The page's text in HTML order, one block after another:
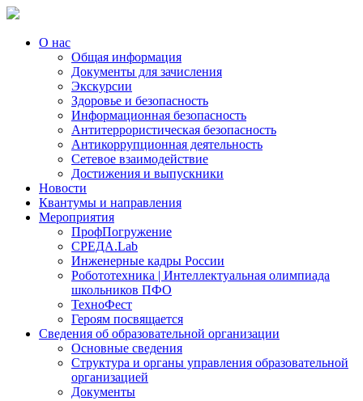
О нас
Общая информация
Документы для зачисления
Экскурсии
Здоровье и безопасность
Информационная безопасность
Антитеррористическая безопасность
Антикоррупционная деятельность
Сетевое взаимодействие
Достижения и выпускники
Новости
Квантумы и направления
Мероприятия
ПрофПогружение
СРЕДА.Lab
Инженерные кадры России
Робототехника | Интеллектуальная олимпиада
школьников ПФО
ТехноФест
Героям посвящается
Сведения об образовательной организации
Основные сведения
Структура и органы управления образовательной
организацией
Документы